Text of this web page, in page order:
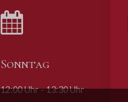
Sonntag
12:00 Uhr - 13:30 Uhr